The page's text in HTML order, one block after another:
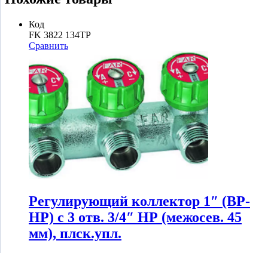
Код
FK 3822 134TP
Сравнить
Регулирующий коллектор 1″ (ВР-
НР) с 3 отв. 3/4″ НР (межосев. 45
мм), плск.упл.